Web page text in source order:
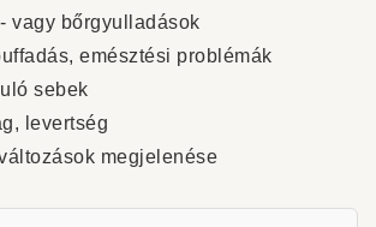
vagy bőrgyulladások
emésztési problémák
sebek
levertség
megjelenése